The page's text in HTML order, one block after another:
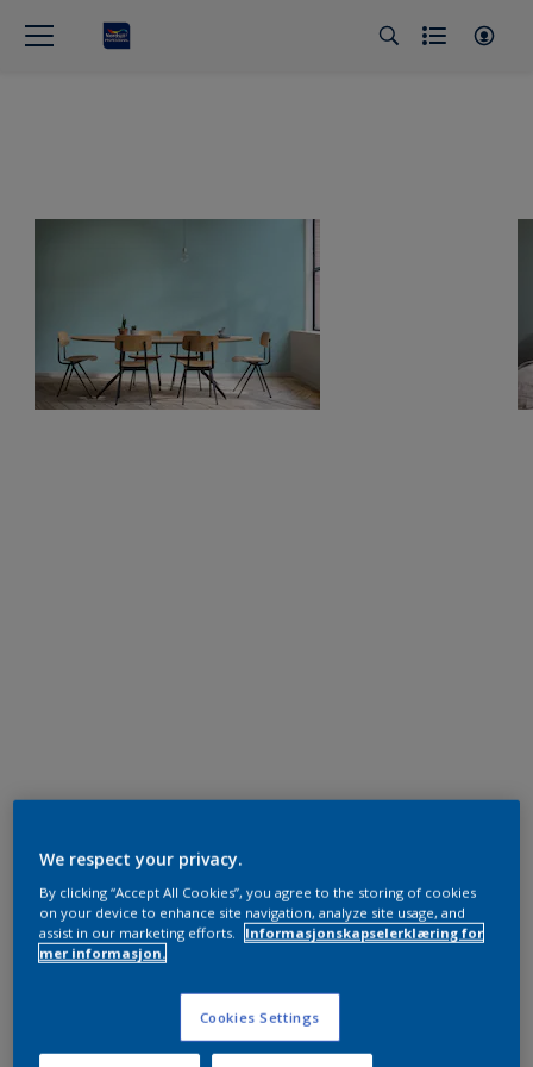
We respect your privacy.
By clicking “Accept All Cookies”, you agree to the storing of cookies
on your device to enhance site navigation, analyze site usage, and
assist in our marketing efforts.
Informasjonskapselerklæring for
mer informasjon.
Cookies Settings